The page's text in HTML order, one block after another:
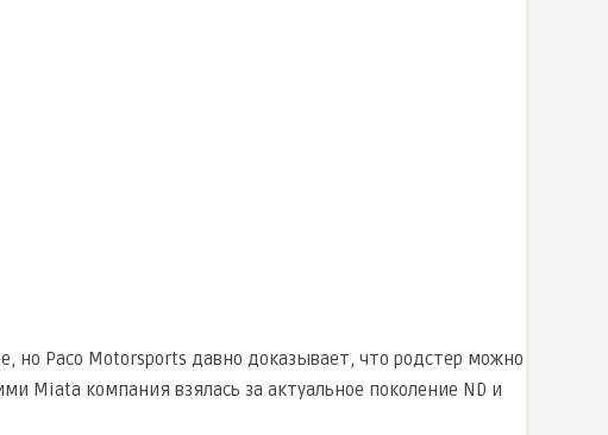
но Paco Motorsports давно доказывает, что родстер можно
Miata компания взялась за актуальное поколение ND и